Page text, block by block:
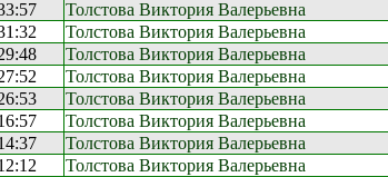
Толстова Виктория Валерьевна
Толстова Виктория Валерьевна
Толстова Виктория Валерьевна
Толстова Виктория Валерьевна
Толстова Виктория Валерьевна
Толстова Виктория Валерьевна
Толстова Виктория Валерьевна
Толстова Виктория Валерьевна